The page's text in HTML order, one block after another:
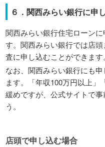
６．関西みらい銀行に申
関西みらい銀行住宅ローン
す。関西みらい銀行では店
査に申し込むことができます。
なお、関西みらい銀行にも
ます。「年収100万円以上」
緩めですが、公式サイトで
う。
店頭で申し込む場合